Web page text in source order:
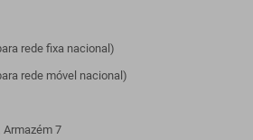
rede fixa nacional)
rede móvel nacional)
Armazém 7